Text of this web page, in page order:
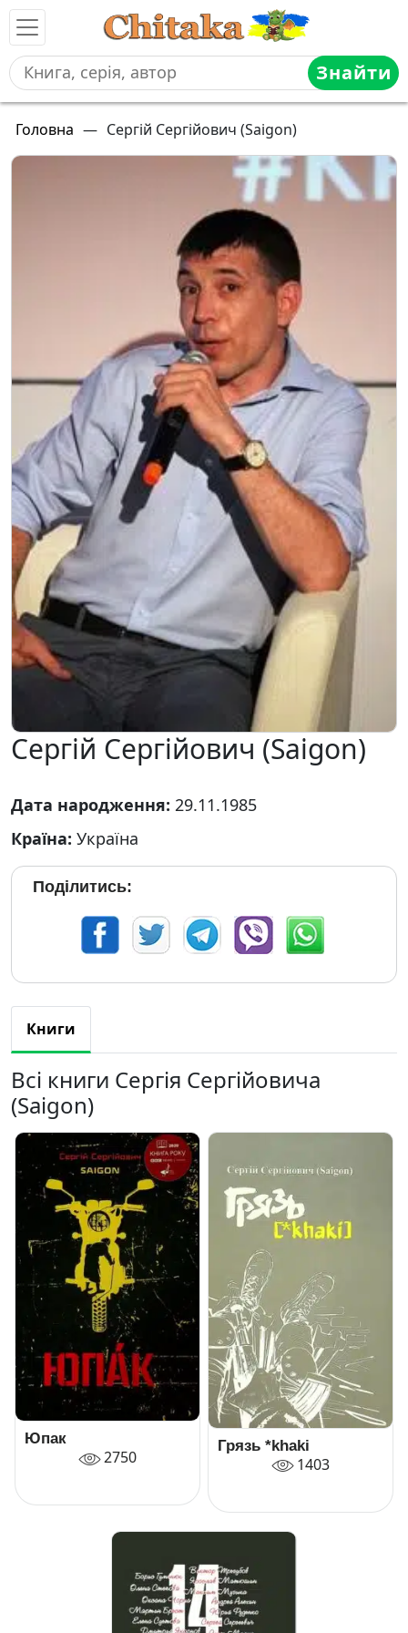
Знайти
Головна — Сергій Сергійович (Saigon)
Сергій Сергійович (Saigon)
Дата народження: 29.11.1985
Країна: Україна
Поділитись:
Книги
Всі книги Сергія Сергійовича
(Saigon)
Юпак
2750
Грязь *khaki
1403